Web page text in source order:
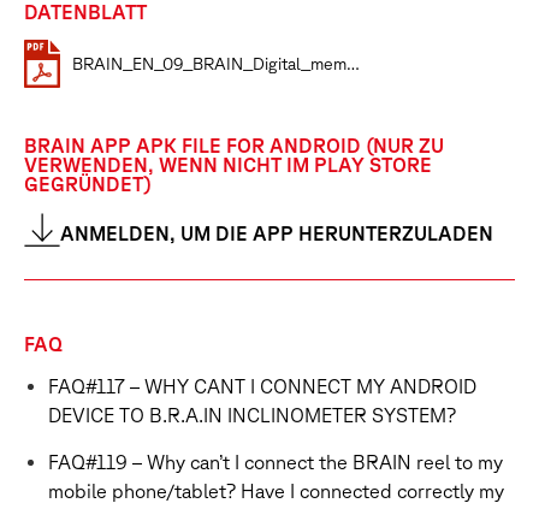
DATENBLATT
BRAIN_EN_09_BRAIN_Digital_mems_inclinometer_systems
BRAIN APP APK FILE FOR ANDROID (NUR ZU
VERWENDEN, WENN NICHT IM PLAY STORE
GEGRÜNDET)
ANMELDEN, UM DIE APP HERUNTERZULADEN
FAQ
FAQ#117 – WHY CANT I CONNECT MY ANDROID
DEVICE TO B.R.A.IN INCLINOMETER SYSTEM?
FAQ#119 – Why can’t I connect the BRAIN reel to my
mobile phone/tablet? Have I connected correctly my